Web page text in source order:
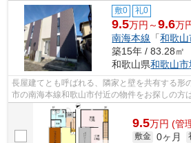
敷0 礼0
9.5万円～9.6万
南海本線 「和歌山
築15年 / 83.28㎡
和歌山県和歌山市
長屋建てとも呼ばれる、隣家と壁を共有する形
市の南海本線和歌山市付近の物件をお探しの方
でなら、お客様好みの賃貸戸建てがき...
9.5万円 (管
敷金 0ヶ月